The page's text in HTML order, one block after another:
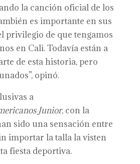
la canción oficial de los
es importante en sus
privilegio de que tengamos
en Cali. Todavía están a
de esta historia, pero
opinó.
a
Junior, con la
sido una sensación entre
importar la talla la visten
fiesta deportiva.